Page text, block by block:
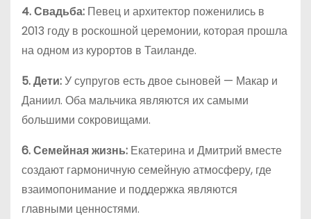
4. Свадьба: Певец и архитектор поженились в
2013 году в роскошной церемонии, которая прошла
на одном из курортов в Таиланде.
5. Дети:У супругов есть двое сыновей — Макар и
Даниил. Оба мальчика являются их самыми
большими сокровищами.
6. Семейная жизнь: Екатерина и Дмитрий вместе
создают гармоничную семейную атмосферу, где
взаимопонимание и поддержка являются
главными ценностями.